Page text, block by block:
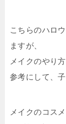
こちらのハロ
ますが、
メイクのやり
参考にして、
メイクのコス